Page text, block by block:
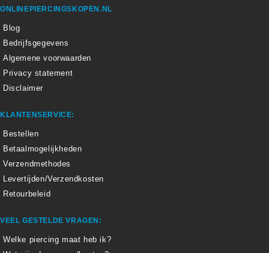
ONLINEPIERCINGSKOPEN.NL
Blog
Bedrijfsgegevens
Algemene voorwaarden
Privacy statement
Disclaimer
KLANTENSERVICE:
Bestellen
Betaalmogelijkheden
Verzendmethodes
Levertijden/Verzendkosten
Retourbeleid
VEEL GESTELDE VRAGEN:
Welke piercing maat heb ik?